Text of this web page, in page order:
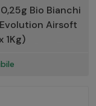
Bio Bianchi
Airsoft
1Kg)